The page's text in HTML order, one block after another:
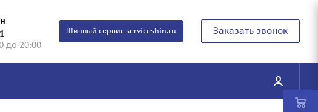
до 20:00
Шинный сервис serviceshin.ru Заказать звонок